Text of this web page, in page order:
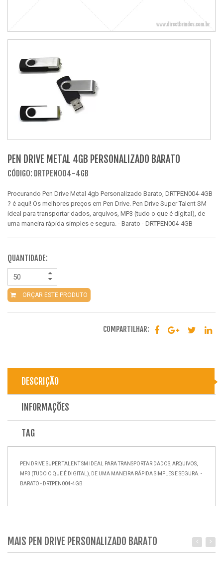
PEN DRIVE METAL 4GB PERSONALIZADO BARATO
CÓDIGO: DRTPEN004-4GB
Procurando Pen Drive Metal 4gb Personalizado Barato, DRTPEN004-4GB
? é aqui! Os melhores preços em Pen Drive. Pen Drive Super Talent SM
ideal para transportar dados, arquivos, MP3 (tudo o que é digital), de
uma maneira rápida simples e segura. - Barato - DRTPEN004-4GB
QUANTIDADE:
ORÇAR ESTE PRODUTO
COMPARTILHAR:
DESCRIÇÃO
INFORMAÇÕES
TAG
PEN DRIVE SUPER TALENT SM IDEAL PARA TRANSPORTAR DADOS, ARQUIVOS,
MP3 (TUDO O QUE É DIGITAL), DE UMA MANEIRA RÁPIDA SIMPLES E SEGURA. -
BARATO - DRTPEN004-4GB
MAIS PEN DRIVE PERSONALIZADO BARATO